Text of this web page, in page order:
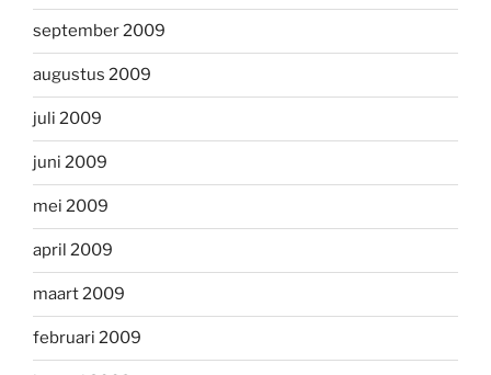
september 2009
augustus 2009
juli 2009
juni 2009
mei 2009
april 2009
maart 2009
februari 2009